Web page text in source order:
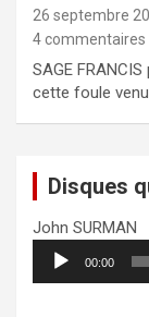
26 septembre
4 commentaires
SAGE
cette foule
Disques
John SURMAN
Lecteur
audio
00:00